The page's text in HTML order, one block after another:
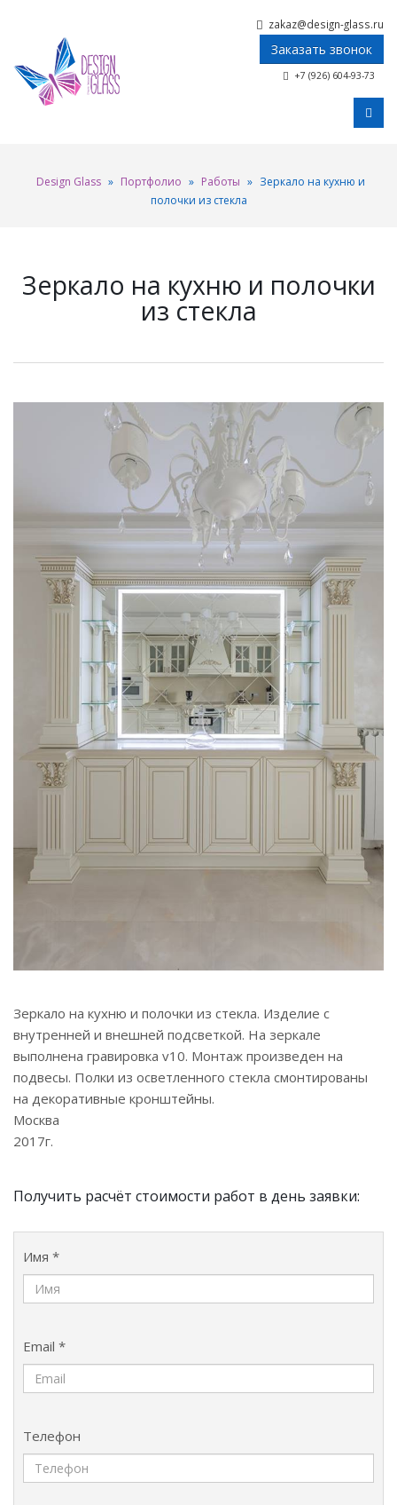
zakaz@design-glass.ru
Заказать звонок
+7 (926) 604-93-73
Design Glass » Портфолио » Работы » Зеркало на кухню и
полочки из стекла
Зеркало на кухню и полочки
из стекла
Зеркало на кухню и полочки из стекла. Изделие с
внутренней и внешней подсветкой. На зеркале
выполнена гравировка v10. Монтаж произведен на
подвесы. Полки из осветленного стекла смонтированы
на декоративные кронштейны.
Москва
2017г.
Получить расчёт стоимости работ в день заявки:
Имя *
Email *
Телефон